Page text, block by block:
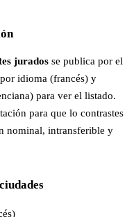
jurados se publica por el
idioma (francés) y
para ver el listado.
para que lo contrastes
nominal, intransferible y